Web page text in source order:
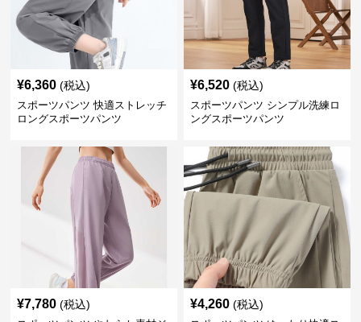
¥6,360 (税込)
スポーツパンツ 快適ストレッチ
ロングスポーツパンツ
¥6,520 (税込)
スポーツパンツ シンプル洗練ロ
ングスポーツパンツ
¥7,780 (税込) ¥4,260 (税込)